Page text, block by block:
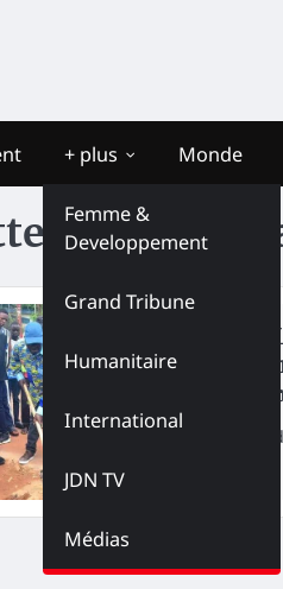
+ plus
Femme &
Developpement
Grand Tribune
Humanitaire
International
JDN TV
Médias
Monde
:
NATION
Kasaï
Dans le
Mukendi,